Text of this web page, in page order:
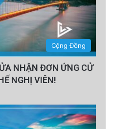
Cộng Đồng
NHẬN ĐƠN ỨNG CỬ
NGHỊ VIÊN!